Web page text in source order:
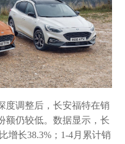
度调整后，长安福特在销
额仍较低。数据显示，长
增长38.3%；1-4月累计销